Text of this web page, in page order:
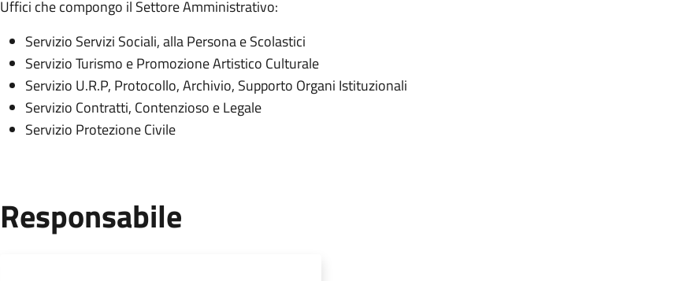
Uffici che compongo il Settore Amministrativo:
Servizio Servizi Sociali, alla Persona e Scolastici
Servizio Turismo e Promozione Artistico Culturale
Servizio U.R.P, Protocollo, Archivio, Supporto Organi Istituzionali
Servizio Contratti, Contenzioso e Legale
Servizio Protezione Civile
Responsabile